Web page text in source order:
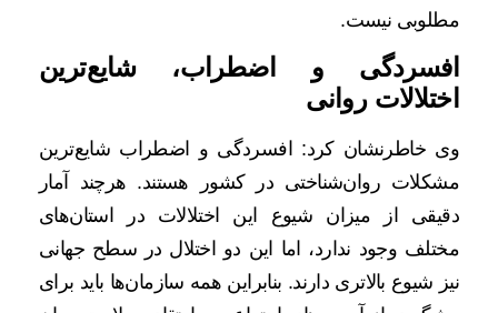
مطلوبی نیست.
افسردگی و اضطراب، شایع‌ترین
اختلالات روانی
وی خاطرنشان کرد: افسردگی و اضطراب شایع‌ترین
مشکلات روان‌شناختی در کشور هستند. هرچند آمار
دقیقی از میزان شیوع این اختلالات در استان‌های
مختلف وجود ندارد، اما این دو اختلال در سطح جهانی
نیز شیوع بالاتری دارند. بنابراین همه سازمان‌ها باید برای